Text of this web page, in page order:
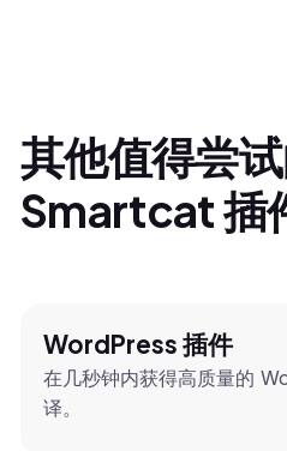
其他值得尝
Smartcat 插
WordPress 插件
在几秒钟内获得高质量的
译。